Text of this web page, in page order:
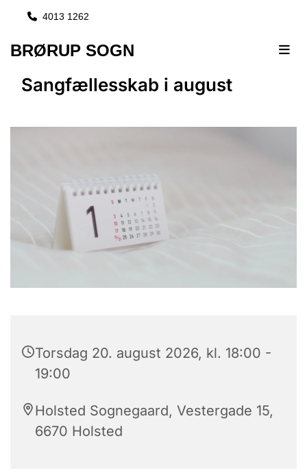
 4013 1262
BRØRUP SOGN
Sangfællesskab i august
Torsdag 20. august 2026, kl. 18:00 -
19:00
Holsted Sognegaard, Vestergade 15,
6670 Holsted